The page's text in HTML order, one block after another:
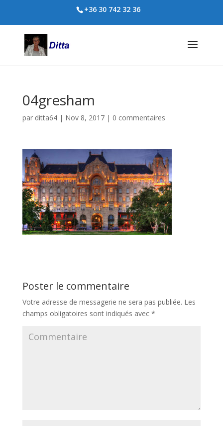
+36 30 742 32 36
04gresham
par ditta64| Nov 8, 2017| 0 commentaires
Poster le commentaire
Votre adresse de messagerie ne sera pas publiée. Les
champs obligatoires sont indiqués avec *